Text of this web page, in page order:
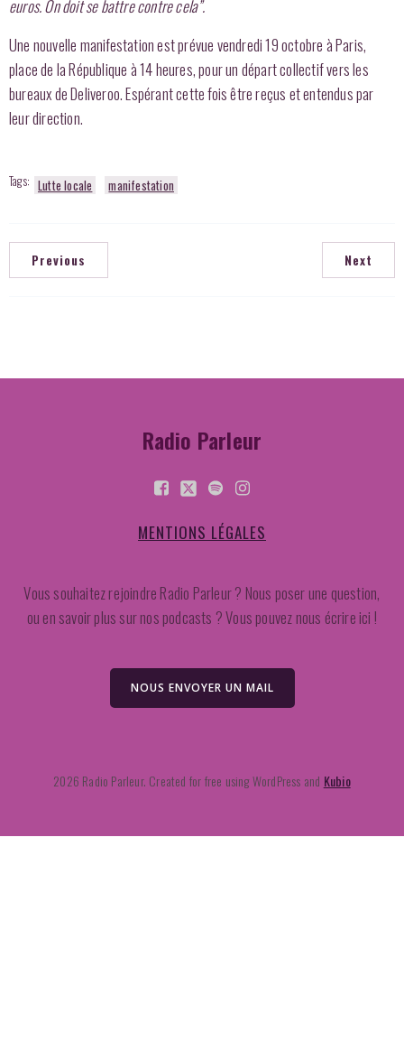
euros. On doit se battre contre cela”.
Une nouvelle manifestation est prévue vendredi 19 octobre à Paris,
place de la République à 14 heures, pour un départ collectif vers les
bureaux de Deliveroo. Espérant cette fois être reçus et entendus par
leur direction.
Tags: Lutte locale manifestation
Previous Next
Radio Parleur
MENTIONS LÉGALES
Vous souhaitez rejoindre Radio Parleur ? Nous poser une question,
ou en savoir plus sur nos podcasts ? Vous pouvez nous écrire ici !
NOUS ENVOYER UN MAIL
2026 Radio Parleur. Created for free using WordPress and Kubio